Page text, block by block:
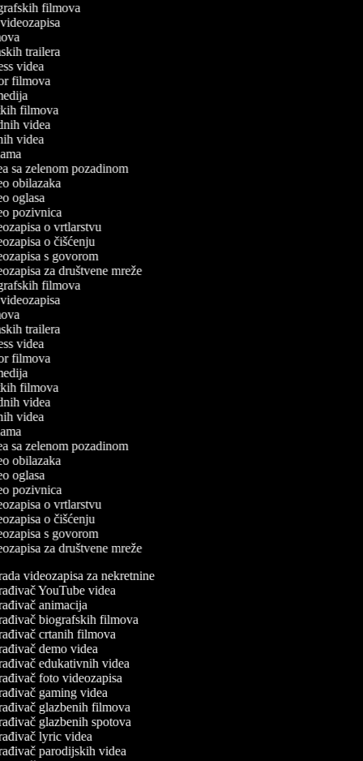
filmova
trailera
videa
filmova
filmova
videa
videa
sa zelenom pozadinom
obilazaka
oglasa
pozivnica
o vrtlarstvu
o čišćenju
s govorom
za društvene mreže
filmova
trailera
videa
filmova
filmova
videa
videa
sa zelenom pozadinom
obilazaka
oglasa
pozivnica
o vrtlarstvu
o čišćenju
s govorom
za društvene mreže
videozapisa za nekretnine
YouTube videa
animacija
biografskih filmova
crtanih filmova
demo videa
edukativnih videa
foto videozapisa
gaming videa
glazbenih filmova
glazbenih spotova
lyric videa
parodijskih videa